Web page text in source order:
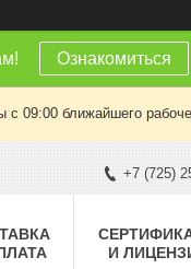
Ознакомиться
09:00 ближайшего
+7 (725)
И